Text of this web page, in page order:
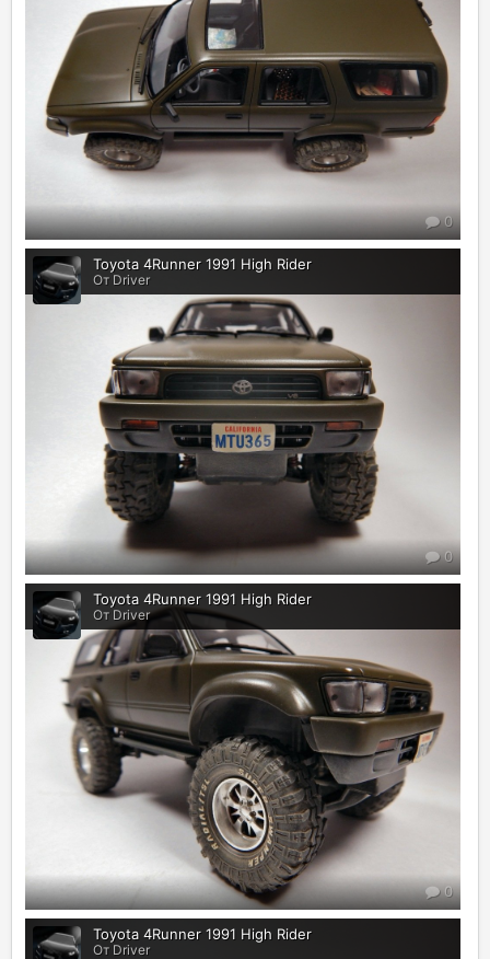
0
Toyota 4Runner 1991 High Rider
От Driver
0
Toyota 4Runner 1991 High Rider
От Driver
0
Toyota 4Runner 1991 High Rider
От Driver